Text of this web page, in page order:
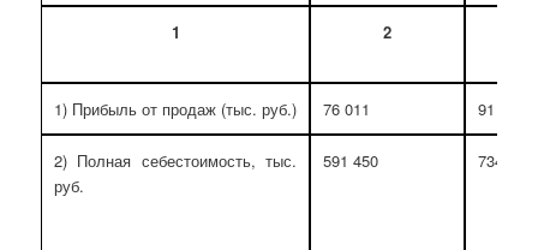
1 2
1) Прибыль от продаж (тыс. руб.) 76 011 91 736
2) Полная себестоимость, тыс.
руб.
591 450 734 510